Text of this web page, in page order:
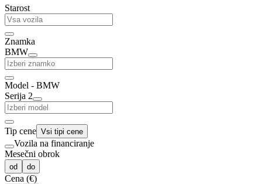
Starost
Znamka
BMW
Model - BMW
Serija 2
Tip cene Vsi tipi cene
Vozila na financiranje
Mesečni obrok
od do
Cena (€)